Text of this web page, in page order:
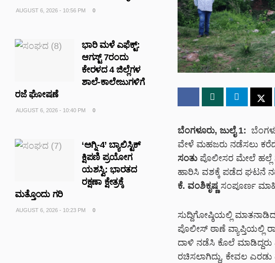
ಬೆಂಗಳೂರು, ಜುಲೈ 1:
ವೇಳೆ ಮಹಜರು ನಡೆಸಲು
ಸಂತುಪೊಲೀಸರ ಮೇಲೆ ಹಲ್ಲೆ
ಹಾರಿಸಿ ವಶಕ್ಕೆ ಪಡೆದ ಘಟನೆ
ಕೆ. ವಂಶಿಕೃಷ್ಣ ಸಂಪೂರ್ಣ
ಸುದ್ದಿಗೋಷ್ಠಿಯಲ್ಲಿ
ಪೊಲೀಸ್ ಠಾಣೆ ವ್ಯಾಪ್ತಿಯಲ್ಲಿ
ದಾಳಿ ನಡೆಸಿ ಕೊಲೆ ಮಾಡಿದ್ದರು
ರಚಿಸಲಾಗಿದ್ದು, ಕೇವಲ
AUGUST 6, 2026 - 10:56 PM 0
ಭಾರಿ ಮಳೆ ಎಫೆಕ್ಟ್:
ಆಗಸ್ಟ್ 7ರಂದು
ಕೇರಳದ 4 ಜಿಲ್ಲೆಗಳ
ಶಾಲೆ-ಕಾಲೇಜುಗಳಿಗೆ
ರಜೆ ಘೋಷಣೆ
AUGUST 6, 2026 - 10:40 PM 0
‘ಅಗ್ನಿ-4’ ಬ್ಯಾಲಿಸ್ಟಿಕ್
ಕ್ಷಿಪಣಿ ಪ್ರಯೋಗ
ಯಶಸ್ವಿ: ಭಾರತದ
ರಕ್ಷಣಾ ಕ್ಷೇತ್ರಕ್ಕೆ
ಮತ್ತೊಂದು ಗರಿ
AUGUST 6, 2026 - 10:23 PM 0